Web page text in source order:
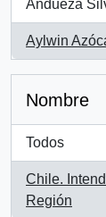
Andueza
, 1
Aylwin
, 1
Nombre
Todos
Chile.
Región
, 1 resultados